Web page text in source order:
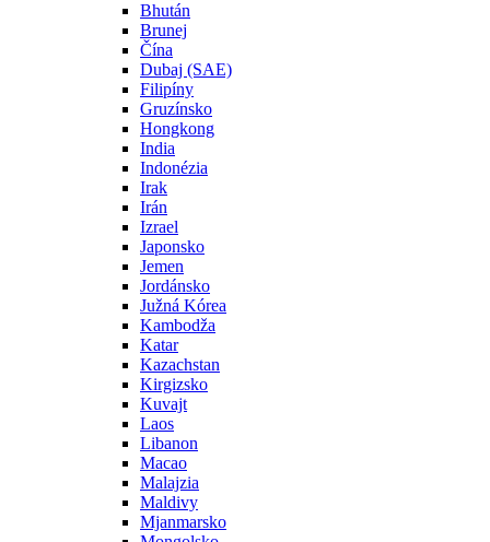
Bhután
Brunej
Čína
Dubaj (SAE)
Filipíny
Gruzínsko
Hongkong
India
Indonézia
Irak
Irán
Izrael
Japonsko
Jemen
Jordánsko
Južná Kórea
Kambodža
Katar
Kazachstan
Kirgizsko
Kuvajt
Laos
Libanon
Macao
Malajzia
Maldivy
Mjanmarsko